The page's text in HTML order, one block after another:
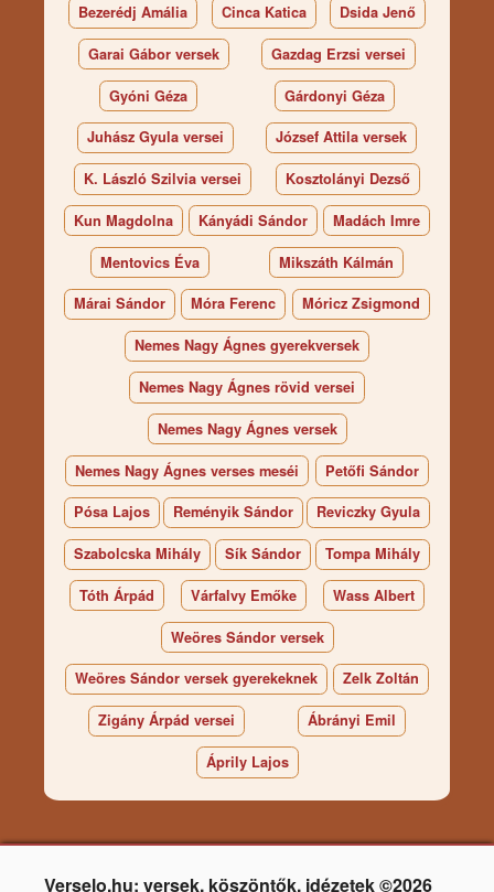
Bezerédj Amália Cinca Katica Dsida Jenő
Garai Gábor versek Gazdag Erzsi versei
Gyóni Géza Gárdonyi Géza
Juhász Gyula versei József Attila versek
K. László Szilvia versei Kosztolányi Dezső
Kun Magdolna Kányádi Sándor Madách Imre
Mentovics Éva Mikszáth Kálmán
Márai Sándor Móra Ferenc Móricz Zsigmond
Nemes Nagy Ágnes gyerekversek
Nemes Nagy Ágnes rövid versei
Nemes Nagy Ágnes versek
Nemes Nagy Ágnes verses meséi Petőfi Sándor
Pósa Lajos Reményik Sándor Reviczky Gyula
Szabolcska Mihály Sík Sándor Tompa Mihály
Tóth Árpád Várfalvy Emőke Wass Albert
Weöres Sándor versek
Weöres Sándor versek gyerekeknek Zelk Zoltán
Zigány Árpád versei Ábrányi Emil
Áprily Lajos
Verselo.hu: versek, köszöntők, idézetek ©2026